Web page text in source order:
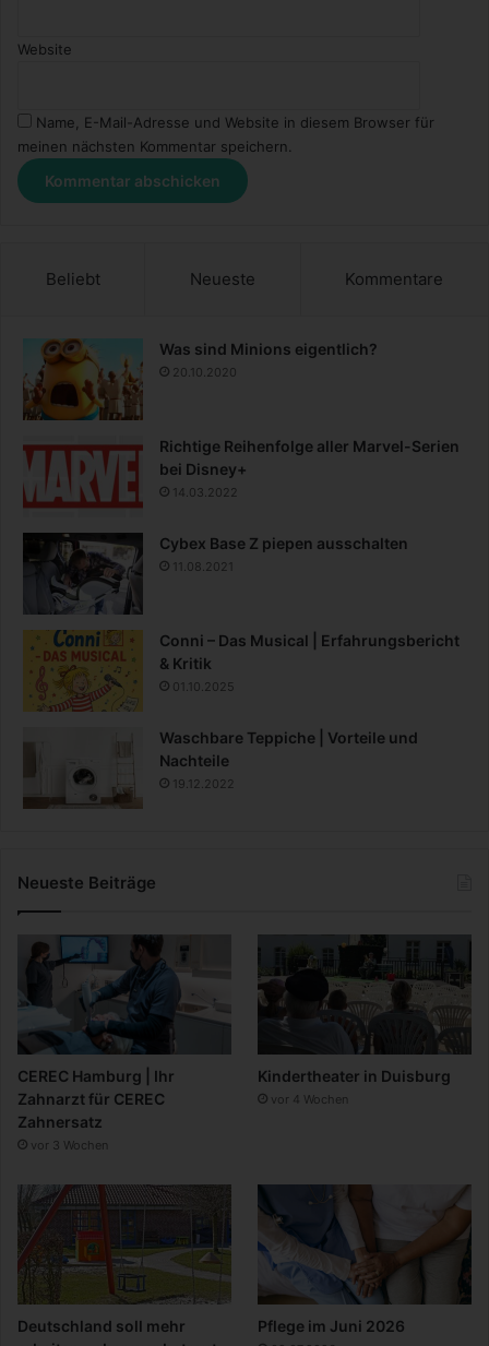
Website
Name, E-Mail-Adresse und Website in diesem Browser für
meinen nächsten Kommentar speichern.
Beliebt Neueste Kommentare
Was sind Minions eigentlich?
20.10.2020
Richtige Reihenfolge aller Marvel-Serien
bei Disney+
14.03.2022
Cybex Base Z piepen ausschalten
11.08.2021
Conni – Das Musical | Erfahrungsbericht
& Kritik
01.10.2025
Waschbare Teppiche | Vorteile und
Nachteile
19.12.2022
Neueste Beiträge
CEREC Hamburg | Ihr
Zahnarzt für CEREC
Zahnersatz
vor 3 Wochen
Kindertheater in Duisburg
vor 4 Wochen
Deutschland soll mehr
Pflege im Juni 2026